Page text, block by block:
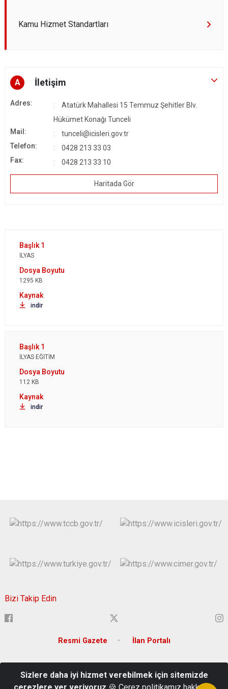
Kamu Hizmet Standartları
A İletişim
Adres:
Atatürk Mahallesi 15 Temmuz Şehitler Blv.
Hükümet Konağı Tunceli
Mail:
tunceli@icisleri.gov.tr
Telefon:
0428 213 33 03
Fax:
0428 213 33 10
Haritada Gör
İLYAS
1295 KB
indir
İLYAS EĞİTİM
112 KB
indir
Bizi Takip Edin
Resmi Gazete İlan Portalı
Türkiye Mail: tunceli@icisleri.gov.tr
Sizlere daha iyi hizmet verebilmek için sitemizde